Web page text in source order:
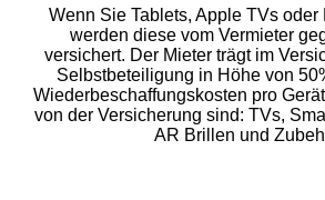
Wenn Sie Tablets, Apple TVs oder
werden diese vom Vermieter
versichert. Der Mieter trägt im
Selbstbeteiligung in Höhe von
Wiederbeschaffungskosten pro
von der Versicherung sind: TVs,
AR Brillen und